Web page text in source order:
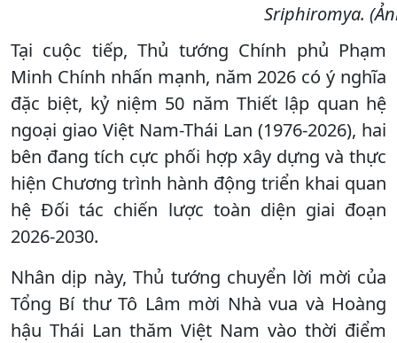
Sriphiromya.
Tại cuộc tiếp, Thủ tướng Chính phủ Phạm
Minh Chính nhấn mạnh, năm 2026 có ý nghĩa
đặc biệt, kỷ niệm 50 năm Thiết lập quan hệ
ngoại giao Việt Nam-Thái Lan (1976-2026), hai
bên đang tích cực phối hợp xây dựng và thực
hiện Chương trình hành động triển khai quan
hệ Đối tác chiến lược toàn diện giai đoạn
2026-2030.
Nhân dịp này, Thủ tướng chuyển lời mời của
Tổng Bí thư Tô Lâm mời Nhà vua và Hoàng
hậu Thái Lan thăm Việt Nam vào thời điểm